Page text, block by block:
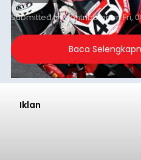
Submitted bycontributoronFri,
Baca
Iklan